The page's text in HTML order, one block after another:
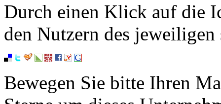
Durch einen Klick auf die
den Nutzern des
Bewegen Sie bitte Ihren